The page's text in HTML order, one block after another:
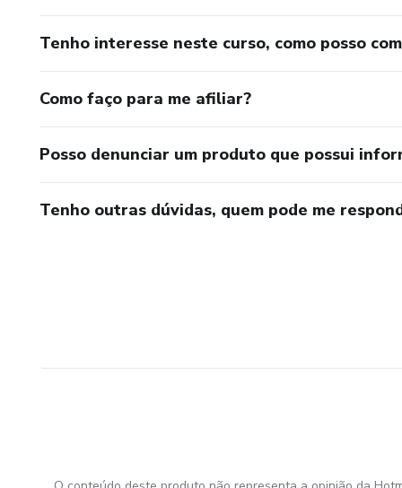
Aqui, você encontra verdade, responsabilidade espiritual
E a minha missão é abrir caminhos, iluminar destinos e
Tenho interesse neste curso, como posso
Como faço para me afiliar?
Posso denunciar um produto que possui
Tenho outras dúvidas, quem pode me